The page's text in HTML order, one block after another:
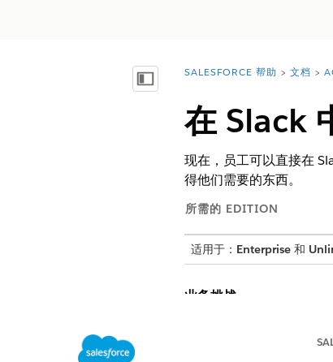
显示目录 您在此处：
SALESFORCE 帮助 文档
在 Slack
现在，员工可以直接在
得他们需要的东西。
所需的 EDITION
适用于： Enterprise和
业务挑战
流，打开浏览器并填写